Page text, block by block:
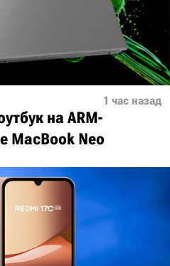
1 час назад
на ARM-
MacBook Neo